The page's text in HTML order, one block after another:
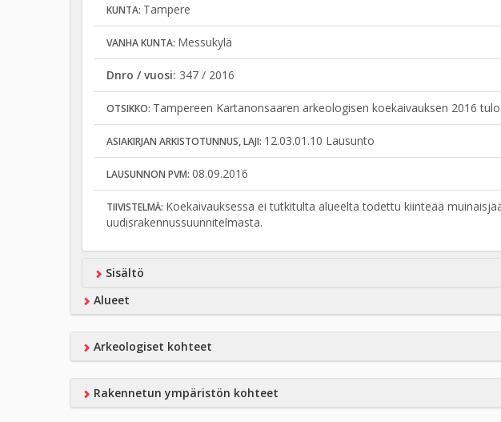
KUNTA: Tampere
VANHA KUNTA: Messukylä
Dnro / vuosi: 347 / 2016
OTSIKKO: Tampereen Kartanonsaaren arkeologisen koekaivauksen 2016
ASIAKIRJAN ARKISTOTUNNUS, LAJI: 12.03.01.10 Lausunto
LAUSUNNON PVM: 08.09.2016
TIIVISTELMÄ: Koekaivauksessa ei tutkitulta alueelta todettu kiinteää
uudisrakennussuunnitelmasta.
Sisältö
Alueet
Arkeologiset kohteet
Rakennetun ympäristön kohteet